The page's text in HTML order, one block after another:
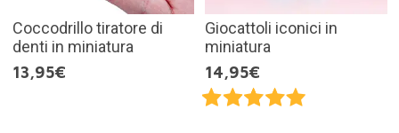
Coccodrillo tiratore di
denti in miniatura
13,95€
Giocattoli iconici in
miniatura
14,95€